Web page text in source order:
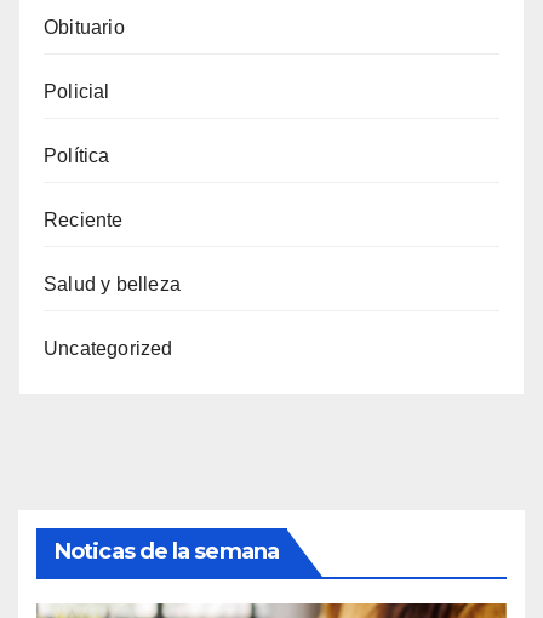
Obituario
Policial
Política
Reciente
Salud y belleza
Uncategorized
Noticas de la semana